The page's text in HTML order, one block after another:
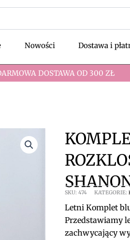
Nowości Dostawa i
DOSTAWA OD 300 ZŁ
SKU: 474 KATEGORIE:
Letni Komplet
Przedstawiamy
zachwycający